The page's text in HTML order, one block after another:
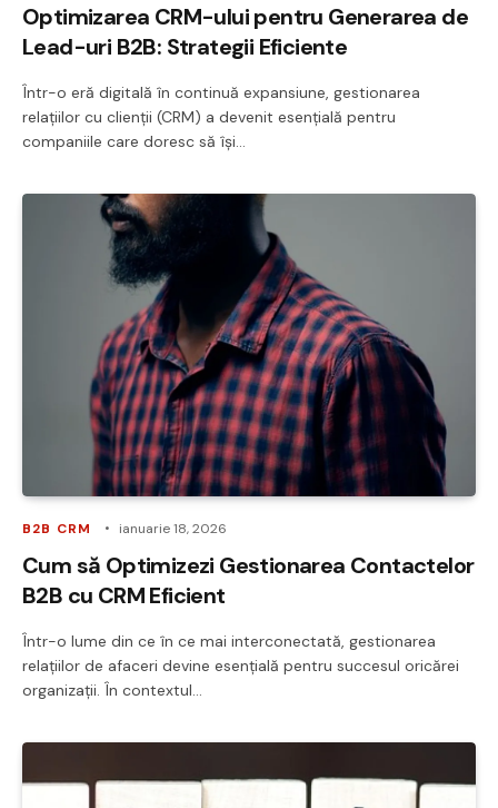
Optimizarea CRM-ului pentru Generarea de
Lead-uri B2B: Strategii Eficiente
Într-o eră digitală în continuă expansiune, gestionarea
relațiilor cu clienții (CRM) a devenit esențială pentru
companiile care doresc să își…
B2B CRM ianuarie 18, 2026
Cum să Optimizezi Gestionarea Contactelor
B2B cu CRM Eficient
Într-o lume din ce în ce mai interconectată, gestionarea
relațiilor de afaceri devine esențială pentru succesul oricărei
organizații. În contextul…